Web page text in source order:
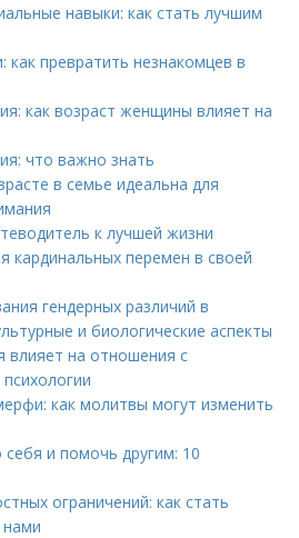
навыки: как стать лучшим
как превратить незнакомцев в
как возраст женщины влияет на
что важно знать
в семье идеальна для
к лучшей жизни
кардинальных перемен в своей
гендерных различий в
и биологические аспекты
влияет на отношения с
как молитвы могут изменить
себя и помочь другим: 10
ограничений: как стать
нами